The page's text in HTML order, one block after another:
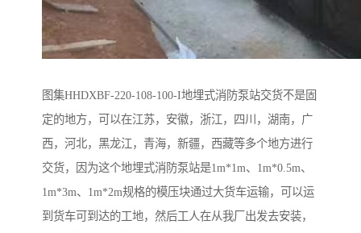
图集HHDXBF-220-108-100-I地埋式消防泵站交货不是固
定的地方，可以在江苏，安徽，浙江，四川，湖南，广
西，河北，黑龙江，青海，新疆，西藏等多个地方进行
交货，因为这个地埋式消防泵站是1m*1m、1m*0.5m、
1m*3m、1m*2m规格的模压块通过大货车运输，可以运
到货车可到达的工地，然后工人在从我厂出发去安装，